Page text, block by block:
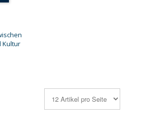
Kultur